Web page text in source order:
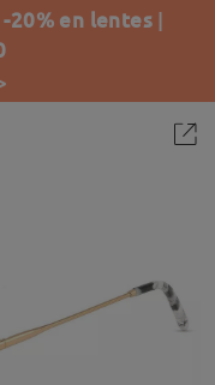
-20% en lentes |